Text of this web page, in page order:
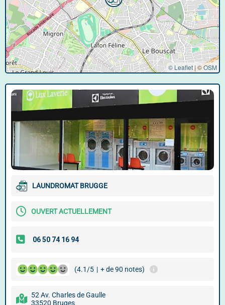
© Leaflet|©OSM
LAUNDROMAT BRUGGE
OUVERT ACTUELLEMENT
(4.1/5 | + de 90 notes)
52 Av. Charles de Gaulle
33520 Bruges